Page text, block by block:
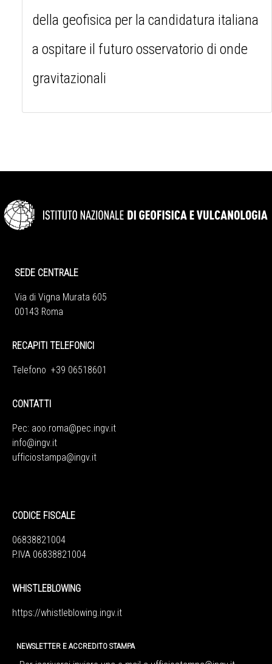
della geofisica per la candidatura italiana
a ospitare il futuro osservatorio di onde
gravitazionali
SEDE CENTRALE
Via di Vigna Murata 605
00143 Roma
RECAPITI TELEFONICI
Telefono +39 06518601
CONTATTI
Pec: aoo.roma@pec.ingv.it
info@ingv.it
ufficiostampa@ingv.it
CODICE FISCALE
06838821004
P.IVA 06838821004
WHISTLEBLOWING
https://whistleblowing.ingv.it
NEWSLETTER E ACCREDITO STAMPA